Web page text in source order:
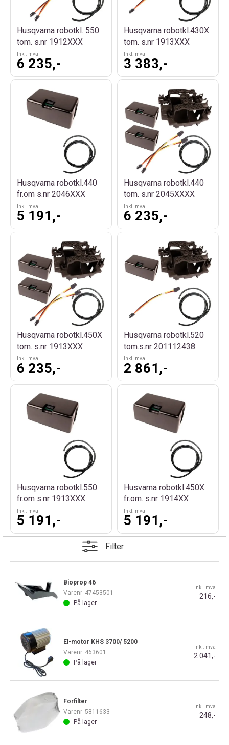
Husqvarna robotkl. 550
tom. s.nr 1912XXX
Inkl. mva
6 235,-
Husqvarna robotkl.430X
tom. s.nr 1913XXX
Inkl. mva
3 383,-
Husqvarna robotkl.440
fr.om s.nr 2046XXX
Inkl. mva
5 191,-
Husqvarna robotkl.440
tom. s.nr 2045XXXX
Inkl. mva
6 235,-
Husqvarna robotkl.450X
tom. s.nr 1913XXX
Inkl. mva
6 235,-
Husqvarna robotkl.520
tom.s.nr 201112438
Inkl. mva
2 861,-
Husqvarna robotkl.550
fr.om s.nr 1913XXX
Inkl. mva
5 191,-
Husvarna robotkl.450X
fr.om. s.nr 1914XX
Inkl. mva
5 191,-
Filter
Bioprop 46
Varenr 47453501
På lager
Inkl. mva
216,-
El-motor KHS 3700/ 5200
Varenr 463601
På lager
Inkl. mva
2 041,-
Forfilter
Varenr 5811633
På lager
Inkl. mva
248,-